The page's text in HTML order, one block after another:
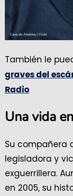
También le
graves del
Radio
Una vida
Su compañera
legisladora y
exguerrillera.
en 2005, su